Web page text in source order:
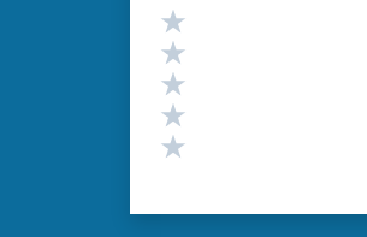
Valutazione